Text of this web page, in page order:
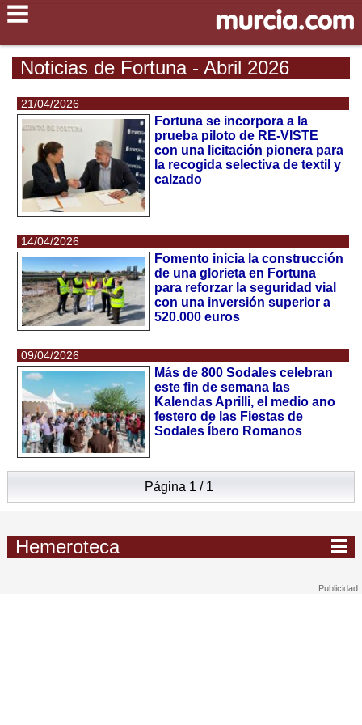
Noticias de Fortuna - Abril 2026
21/04/2026
Fortuna se incorpora a la
prueba piloto de RE-VISTE
con una licitación pionera para
la recogida selectiva de textil y
calzado
14/04/2026
Fomento inicia la construcción
de una glorieta en Fortuna
para reforzar la seguridad vial
con una inversión superior a
520.000 euros
09/04/2026
Más de 800 Sodales celebran
este fin de semana las
Kalendas Aprilli, el medio ano
festero de las Fiestas de
Sodales Íbero Romanos
Página 1 / 1
Hemeroteca